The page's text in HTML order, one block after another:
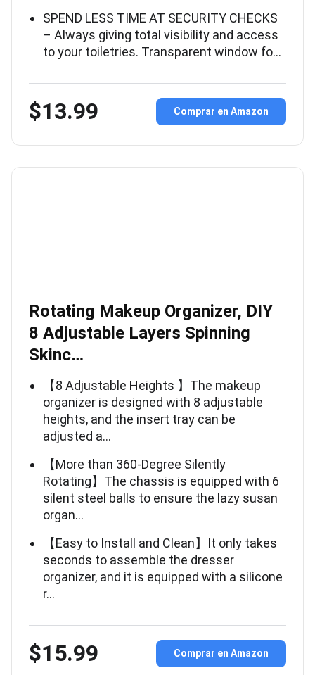
SPEND LESS TIME AT SECURITY CHECKS
– Always giving total visibility and access
to your toiletries. Transparent window fo…
$13.99 Comprar en Amazon
Rotating Makeup Organizer, DIY
8 Adjustable Layers Spinning
Skinc…
【8 Adjustable Heights 】The makeup
organizer is designed with 8 adjustable
heights, and the insert tray can be
adjusted a…
【More than 360-Degree Silently
Rotating】The chassis is equipped with 6
silent steel balls to ensure the lazy susan
organ…
【Easy to Install and Clean】It only takes
seconds to assemble the dresser
organizer, and it is equipped with a silicone
r…
$15.99 Comprar en Amazon